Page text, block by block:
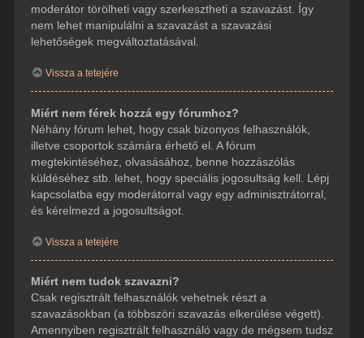
moderátor törölheti vagy szerkesztheti a szavazást. Így
nem lehet manipulálni a szavazást a szavazási
lehetőségek megváltoztatásával.
Vissza a tetejére
Miért nem férek hozzá egy fórumhoz?
Néhány fórum lehet, hogy csak bizonyos felhasználók,
illetve csoportok számára érhető el. A fórum
megtekintéséhez, olvasásához, benne hozzászólás
küldéséhez stb. lehet, hogy speciális jogosultság kell. Lépj
kapcsolatba egy moderátorral vagy egy adminisztrátorral,
és kérelmezd a jogosultságot.
Vissza a tetejére
Miért nem tudok szavazni?
Csak regisztrált felhasználók vehetnek részt a
szavazásokban (a többszöri szavazás elkerülése végett).
Amennyiben regisztrált felhasználó vagy de mégsem tudsz